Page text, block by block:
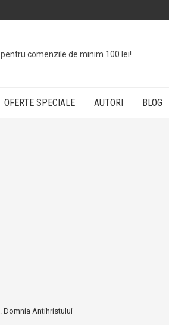
comenzile de minim 100 lei!
OFERTE SPECIALE AUTORI BLOG
Domnia Antihristului